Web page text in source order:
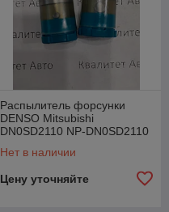
Распылитель форсунки
DENSO Mitsubishi
DN0SD2110 NP-DN0SD2110
093400-1400
Нет в наличии
Цену уточняйте